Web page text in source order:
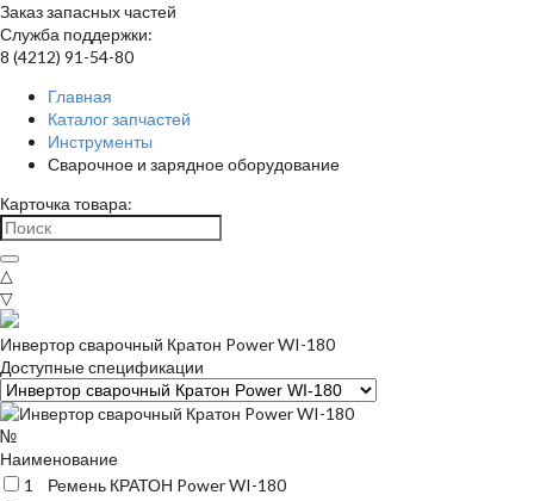
Заказ запасных частей
Служба поддержки:
8 (4212) 91-54-80
Главная
Каталог запчастей
Инструменты
Сварочное и зарядное оборудование
Карточка товара:
△
▽
Инвертор сварочный Кратон Power WI-180
Доступные спецификации
№
Наименование
1
Ремень КРАТОН Power WI-180